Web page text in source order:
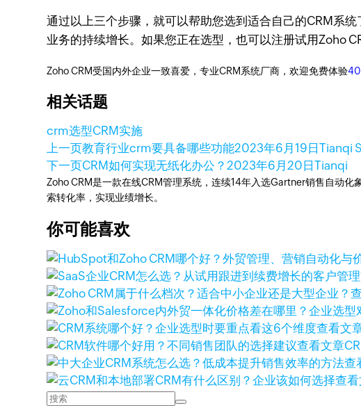
通过以上三个步骤，就可以帮助您选到适合自己的CRM系
业务的持续增长。如果您正在选型，也可以注册试用Zoho
Zoho CRM受国内外企业一致喜爱，专业CRM系统厂商，欢迎免费体验
相关话题
crm选型CRM实施
上一页教育行业crm要具备哪些功能2023年6月19日Tianqi
下一页CRM如何实现无纸化办公？ 2023年6月20日Tianqi
Zoho CRM是一款在线CRM管理系统，连续14年入选Gartner销售自动
索转化率，实现业绩增长。
你可能喜欢
查看文
查看文章
查
查